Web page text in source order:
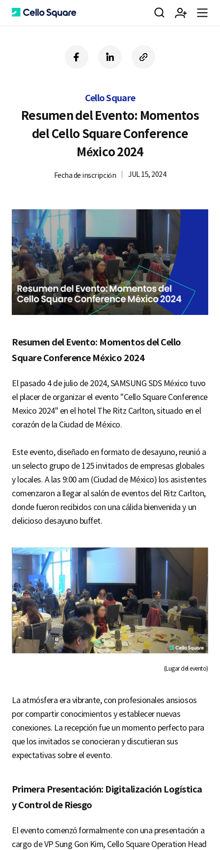
C
S
q
u
a
r
검 회 m
f
a
o
o
k
i
e
i
n
c
o
R
L
Cello Square
Resumen del Evento: Momentos
del Cello Square Conference
México 2024
Fecha de inscripción JUL 15, 2024
Resumen del Evento: Momentos del Cello
Square Conference México 2024
El pasado 4 de julio de 2024, SAMSUNG SDS México tuvo
el placer de organizar el evento "Cello Square Conference
Mexico 2024" en el hotel The Ritz Carlton, situado en el
corazón de la Ciudad de México.
Este evento, diseñado en formato de desayuno, reunió a
un selecto grupo de 125 invitados de empresas globales
y locales. A las 9:00 am (Ciudad de México) los asistentes
comenzaron a llegar al salón de eventos del Ritz Carlton,
donde fueron recibidos con una cálida bienvenida y un
delicioso desayuno buffet.
(Lugar del evento)
La atmósfera era vibrante, con profesionales ansiosos
por compartir conocimientos y establecer nuevas
conexiones. La recepción fue un momento perfecto para
que los invitados se conocieran y discutieran sus
expectativas sobre el evento.
Primera Presentación: Digitalización Logística
y Control de Riesgo
El evento comenzó formalmente con una presentación a
cargo de VP Sung Gon Kim, Cello Square Operation Head